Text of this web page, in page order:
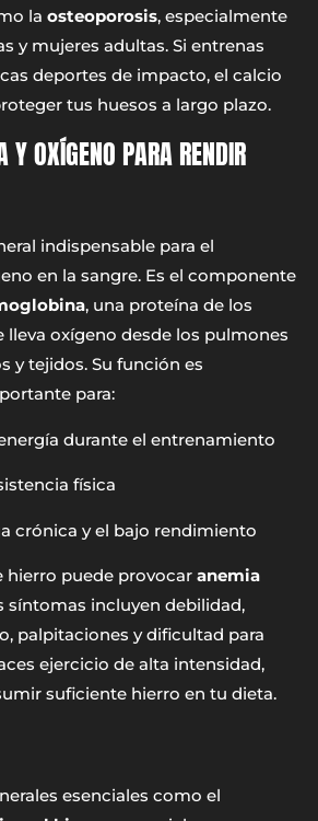
la osteoporosis, especialmente
y mujeres adultas. Si entrenas
deportes de impacto, el calcio
tus huesos a largo plazo.
Y OXÍGENO PARA RENDIR
indispensable para el
en la sangre. Es el componente
, una proteína de los
lleva oxígeno desde los pulmones
y tejidos. Su función es
para:
durante el entrenamiento
física
crónica y el bajo rendimiento
hierro puede provocar anemia
síntomas incluyen debilidad,
palpitaciones y dificultad para
ejercicio de alta intensidad,
suficiente hierro en tu dieta.
esenciales como el